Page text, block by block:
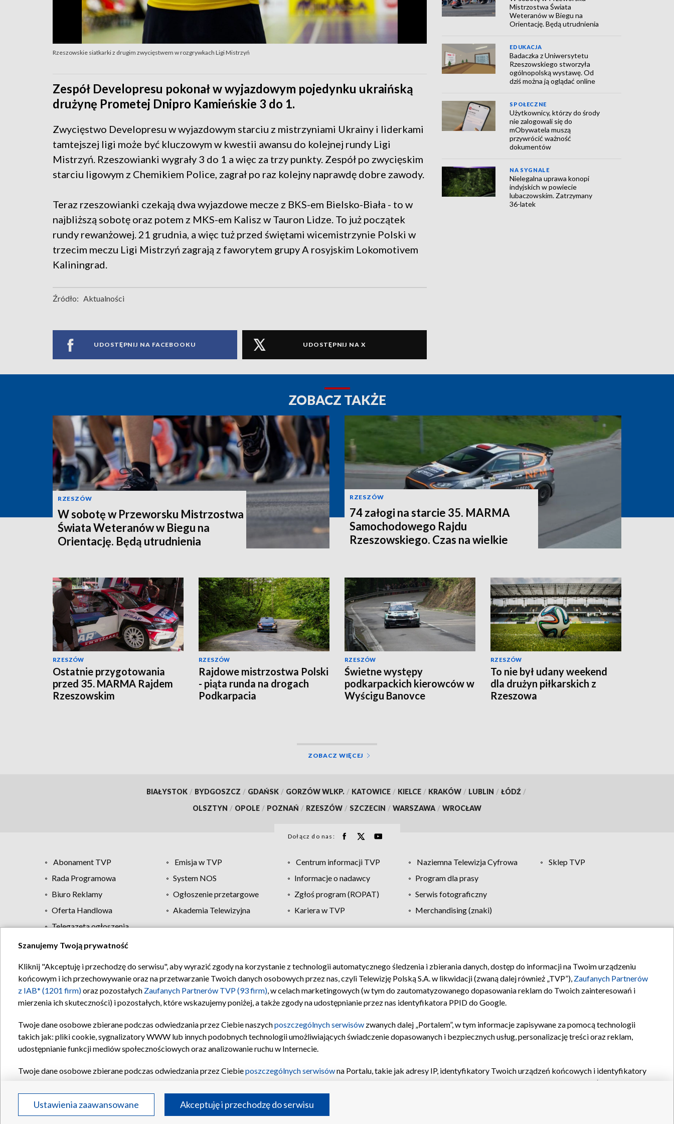
Rzeszowskie siatkarki z drugim zwycięstwem w rozgrywkach Ligi Mistrzyń
Zespół Developresu pokonał w wyjazdowym pojedynku ukraińską
drużynę Prometej Dnipro Kamieńskie 3 do 1.
Zwycięstwo Developresu w wyjazdowym starciu z mistrzyniami Ukrainy i liderkami
tamtejszej ligi może być kluczowym w kwestii awansu do kolejnej rundy Ligi
Mistrzyń. Rzeszowianki wygrały 3 do 1 a więc za trzy punkty. Zespół po zwycięskim
starciu ligowym z Chemikiem Police, zagrał po raz kolejny naprawdę dobre zawody.
Teraz rzeszowianki czekają dwa wyjazdowe mecze z BKS-em Bielsko-Biała - to w
najbliższą sobotę oraz potem z MKS-em Kalisz w Tauron Lidze. To już początek
rundy rewanżowej. 21 grudnia, a więc tuż przed świętami wicemistrzynie Polski w
trzecim meczu Ligi Mistrzyń zagrają z faworytem grupy A rosyjskim Lokomotivem
Kaliningrad.
Źródło: Aktualności
UDOSTĘPNIJ NA FACEBOOKU UDOSTĘPNIJ NA X
Mistrzostwa Świata
Weteranów w Biegu na
Orientację. Będą utrudnienia
EDUKACJA
Badaczka z Uniwersytetu
Rzeszowskiego stworzyła
ogólnopolską wystawę. Od
dziś można ją oglądać online
SPOŁECZNE
Użytkownicy, którzy do środy
nie zalogowali się do
mObywatela muszą
przywrócić ważność
dokumentów
NA SYGNALE
Nielegalna uprawa konopi
indyjskich w powiecie
lubaczowskim. Zatrzymany
36-latek
ZOBACZ TAKŻE
RZESZÓW
W sobotę w Przeworsku Mistrzostwa
Świata Weteranów w Biegu na
Orientację. Będą utrudnienia
RZESZÓW
74 załogi na starcie 35. MARMA
Samochodowego Rajdu
Rzeszowskiego. Czas na wielkie
RZESZÓW
Ostatnie przygotowania
przed 35. MARMA Rajdem
Rzeszowskim
RZESZÓW
Rajdowe mistrzostwa Polski
- piąta runda na drogach
Podkarpacia
RZESZÓW
Świetne występy
podkarpackich kierowców w
Wyścigu Banovce
RZESZÓW
To nie był udany weekend
dla drużyn piłkarskich z
Rzeszowa
ZOBACZ WIĘCEJ
BIAŁYSTOK / BYDGOSZCZ / GDAŃSK / GORZÓW WLKP. / KATOWICE / KIELCE / KRAKÓW / LUBLIN / ŁÓDŹ /
OLSZTYN / OPOLE / POZNAŃ / RZESZÓW / SZCZECIN / WARSZAWA / WROCŁAW
Dołącz do nas:
Abonament TVP Emisja w TVP Centrum informacji TVP Naziemna Telewizja Cyfrowa
Sklep TVP
Rada Programowa
System NOS Informacje o nadawcy
Program dla prasy
Biuro Reklamy
Ogłoszenie przetargowe Zgłoś program (ROPAT)
Serwis fotograficzny
Oferta Handlowa
Akademia Telewizyjna Kariera w TVP
Merchandising (znaki)
Telegazeta ogłoszenia
Regulamin TVP Polityka prywatności Moje zgody Pomoc Biuro reklamy Kontakt
Szanujemy Twoją prywatność
Kliknij "Akceptuję i przechodzę do serwisu", aby wyrazić zgody na korzystanie z technologii automatycznego śledzenia i zbierania danych, dostęp do informacji na Twoim urządzeniu
końcowym i ich przechowywanie oraz na przetwarzanie Twoich danych osobowych przez nas, czyli Telewizję Polską S.A. w likwidacji (zwaną dalej również „TVP”), Zaufanych Partnerów
z IAB* (1201 firm)oraz pozostałych Zaufanych Partnerów TVP (93 firm), w celach marketingowych (w tym do zautomatyzowanego dopasowania reklam do Twoich zainteresowań i
mierzenia ich skuteczności) i pozostałych, które wskazujemy poniżej, a także zgody na udostępnianie przez nas identyfikatora PPID do Google.
Twoje dane osobowe zbierane podczas odwiedzania przez Ciebie naszychposzczególnych serwisów zwanych dalej „Portalem”, w tym informacje zapisywane za pomocą technologii
takich jak: pliki cookie, sygnalizatory WWW lub innych podobnych technologii umożliwiających świadczenie dopasowanych i bezpiecznych usług, personalizację treści oraz reklam,
udostępnianie funkcji mediów społecznościowych oraz analizowanie ruchu w Internecie.
Twoje dane osobowe zbierane podczas odwiedzania przez Ciebieposzczególnych serwisówna Portalu, takie jak adresy IP, identyfikatory Twoich urządzeń końcowych i identyfikatory
oraz pozostałych
Partnerów TVPdla realizacji następujących celów i funkcji: przechowywania informacji na urządzeniu lub dostęp do nich, wyboru podstawowych reklam, wyboru spersonalizowanych
reklam, tworzenia profilu spersonalizowanych reklam, tworzenia profilu spersonalizowanych treści, wyboru spersonalizowanych treści, pomiaru wydajności reklam, pomiaru wydajności
treści, stosowania badań rynkowych w celu generowania opinii odbiorców, opracowywania i ulepszania produktów, zapewnienia bezpieczeństwa, zapobiegania oszustwom i usuwania
Ustawienia zaawansowane Akceptuję i przechodzę do serwisu